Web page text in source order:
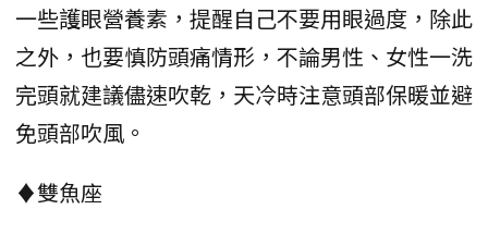
一些護眼營養素，提醒自己不要用眼過度，除此
之外，也要慎防頭痛情形，不論男性、女性一洗
完頭就建議儘速吹乾，天冷時注意頭部保暖並避
免頭部吹風。
♦雙魚座